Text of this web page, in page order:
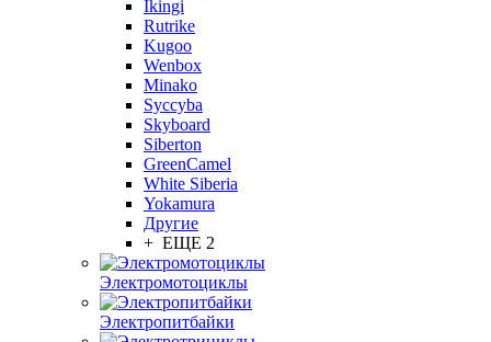
Ikingi
Rutrike
Kugoo
Wenbox
Minako
Syccyba
Skyboard
Siberton
GreenCamel
White Siberia
Yokamura
Другие
+ ЕЩЕ 2
Электромотоциклы
Электропитбайки